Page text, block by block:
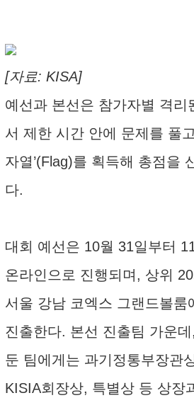
[자료: KISA]
예선과 본선은 참가자별 격리
서 제한 시간 안에 문제를 풀
자열’(Flag)를 획득해 총점을
다.
대회 예선은 10월 31일부터
온라인으로 진행되며, 상위
서울 강남 코엑스 그랜드볼룸
진출한다. 본선 진출팀 가운
둔 팀에게는 과기정통부장관
KISIA회장상, 특별상 등 상장